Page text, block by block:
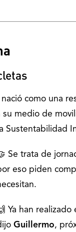
como una
su medio de
Sustentabilidad
Se trata de
eso piden
Ya han
Guillermo,